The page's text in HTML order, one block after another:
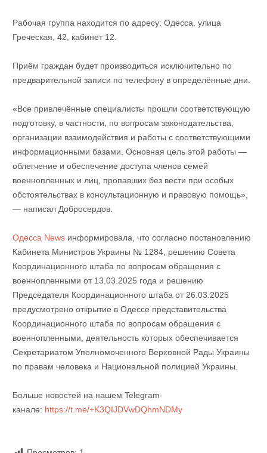
Рабочая группа находится по адресу: Одесса, улица
Греческая, 42, кабинет 12.
Приём граждан будет производиться исключительно по
предварительной записи по телефону в определённые дни.
«Все привлечённые специалисты прошли соответствующую
подготовку, в частности, по вопросам законодательства,
организации взаимодействия и работы с соответствующими
информационными базами. Основная цель этой работы —
облегчение и обеспечение доступа членов семей
военнопленных и лиц, пропавших без вести при особых
обстоятельствах в консультационную и правовую помощь»,
— написал Добросердов.
Одесса Newsинформировала, что согласно постановлению
Кабинета Министров Украины № 1284, решению Совета
Координационного штаба по вопросам обращения с
военнопленными от 13.03.2025 года и решению
Председателя Координационного штаба от 26.03.2025
предусмотрено открытие в Одессе представительства
Координационного штаба по вопросам обращения с
военнопленными, деятельность которых обеспечивается
Секретариатом Уполномоченного Верховной Рады Украины
по правам человека и Национальной полицией Украины.
Больше новостей на нашем Telegram-
канале: https://t.me/+K3QIJDVwDQhmNDMy